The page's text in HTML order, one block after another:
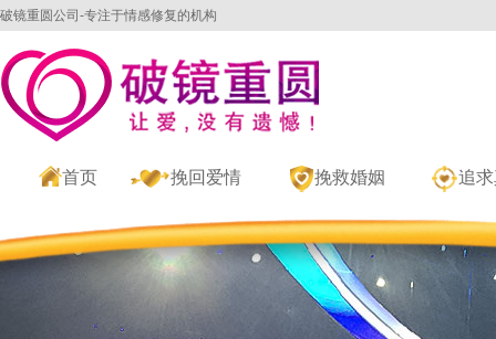
破镜重圆公司-专注于情感修复的机构
首页 挽回爱情 挽救婚姻 追